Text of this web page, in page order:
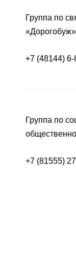
Группа по
+7 (48144) 6-
Группа по
+7 (81555)